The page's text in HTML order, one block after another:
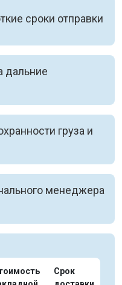
сроки отправки
дальние
груза и
менеджера
Срок